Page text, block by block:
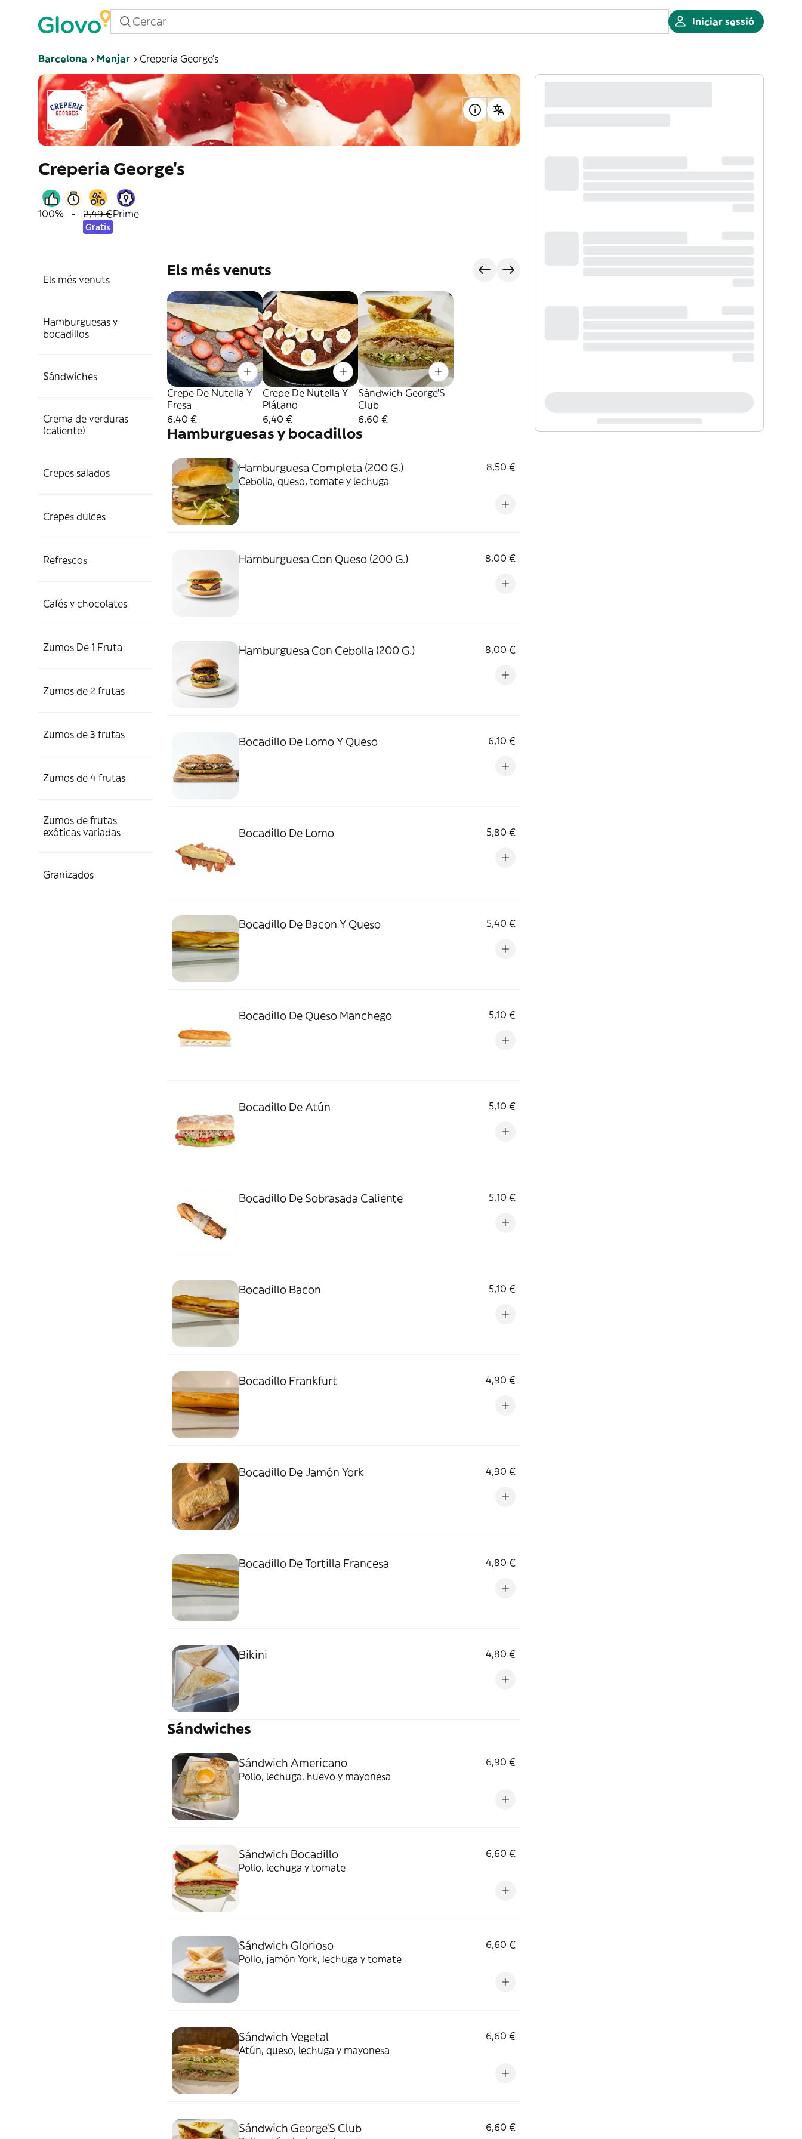
Iniciar sessió
Barcelona Menjar Creperia George's
Creperia George's
100% - 2,49 €
Gratis
Prime
Els més venuts
Hamburguesas y
bocadillos
Sándwiches
Crema de verduras
(caliente)
Crepes salados
Crepes dulces
Refrescos
Cafés y chocolates
Zumos De 1 Fruta
Zumos de 2 frutas
Zumos de 3 frutas
Zumos de 4 frutas
Zumos de frutas
exóticas variadas
Granizados
Els més venuts
Crepe De Nutella Y
Fresa
6,40 €
Crepe De Nutella Y
Plátano
6,40 €
Sándwich George'S
Club
6,60 €
Hamburguesas y bocadillos
Hamburguesa Completa (200 G.)
8,50 €
Cebolla, queso, tomate y lechuga
Hamburguesa Con Queso (200 G.) 8,00 €
Hamburguesa Con Cebolla (200 G.) 8,00 €
Bocadillo De Lomo Y Queso 6,10 €
Bocadillo De Lomo 5,80 €
Bocadillo De Bacon Y Queso 5,40 €
Bocadillo De Queso Manchego 5,10 €
Bocadillo De Atún 5,10 €
Bocadillo De Sobrasada Caliente 5,10 €
Bocadillo Bacon 5,10 €
Bocadillo Frankfurt 4,90 €
Bocadillo De Jamón York 4,90 €
Bocadillo De Tortilla Francesa 4,80 €
Bikini 4,80 €
Sándwiches
Sándwich Americano
6,90 €
Pollo, lechuga, huevo y mayonesa
Sándwich Bocadillo
6,60 €
Pollo, lechuga y tomate
Sándwich Glorioso
6,60 €
Pollo, jamón York, lechuga y tomate
Sándwich Vegetal
6,60 €
Atún, queso, lechuga y mayonesa
Sándwich George'S Club
6,60 €